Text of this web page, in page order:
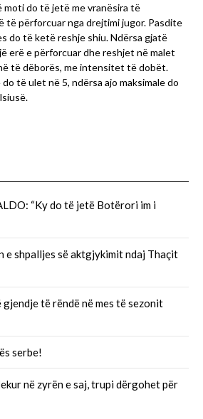
moti do të jetë me vranësira të
të përforcuar nga drejtimi jugor. Pasdite
do të ketë reshje shiu. Ndërsa gjatë
erë e përforcuar dhe reshjet në malet
të dëborës, me intensitet të dobët.
të ulet në 5, ndërsa ajo maksimale do
“Ky do të jetë Botërori im i
e shpalljes së aktgjykimit ndaj Thaçit
të rëndë në mes të sezonit
serbe!
në zyrën e saj, trupi dërgohet për